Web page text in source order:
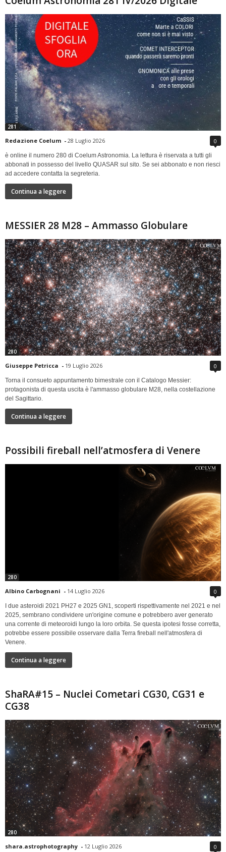
281
Redazione Coelum - 28 Luglio 2026 0
è online il numero 280 di Coelum Astronomia. La lettura è riservata a tutti gli
abbonati in possesso del livello QUASAR sul sito. Se sei abbonato e non riesci
ad accedere contatta la segreteria.
Continua a leggere
MESSIER 28 M28 – Ammasso Globulare
280
Giuseppe Petricca - 19 Luglio 2026 0
Torna il consueto appuntamento bimestrale con il Catalogo Messier:
protagonista di questa uscita è l'ammasso globulare M28, nella costellazione
del Sagittario.
Continua a leggere
Possibili fireball nell’atmosfera di Venere
280
Albino Carbognani - 14 Luglio 2026 0
I due asteroidi 2021 PH27 e 2025 GN1, scoperti rispettivamente nel 2021 e nel
2025, sembrano condividere un'origine comune e potrebbero aver generato
una corrente di meteoroidi lungo la loro orbita. Se questa ipotesi fosse corretta,
potrebbe essere possibile osservare dalla Terra fireball nell'atmosfera di
Venere.
Continua a leggere
ShaRA#15 – Nuclei Cometari CG30, CG31 e
CG38
280
shara.astrophotography - 12 Luglio 2026 0